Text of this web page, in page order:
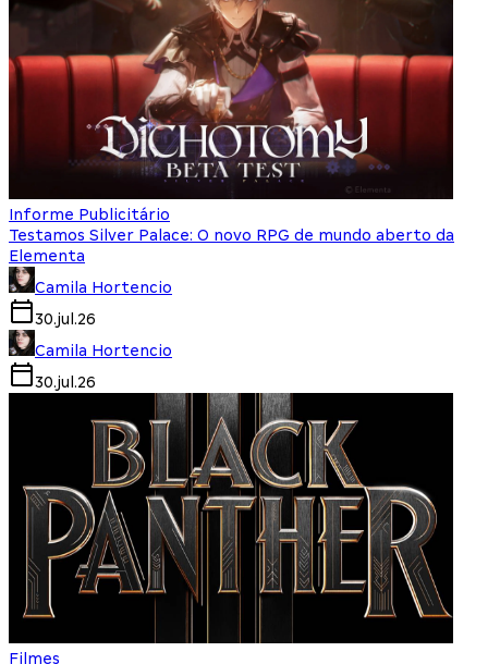
Informe Publicitário
Testamos Silver Palace: O novo RPG de mundo aberto da
Elementa
Camila Hortencio
30.jul.26
Camila Hortencio
30.jul.26
Filmes